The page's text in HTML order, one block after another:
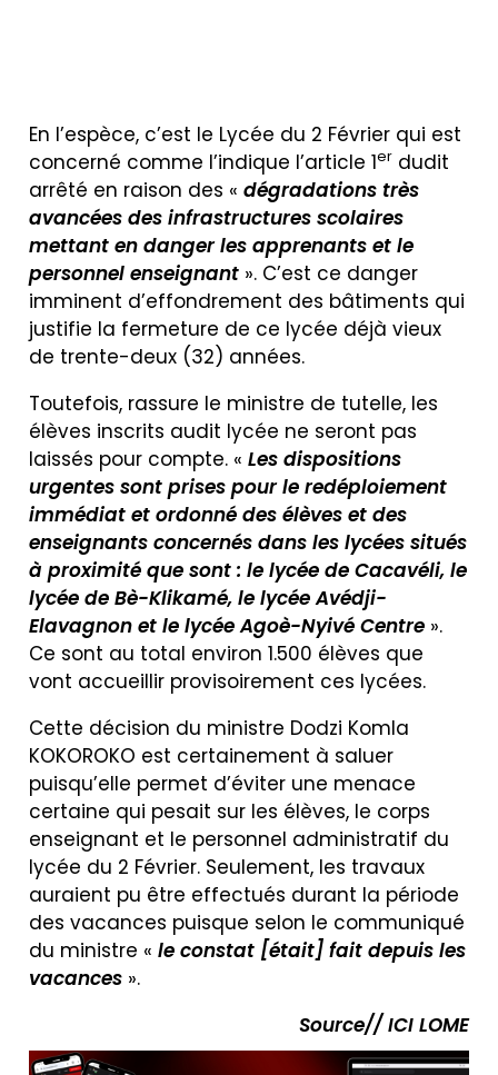
En l’espèce, c’est le Lycée du 2 Février qui est
concerné comme l’indique l’article 1er dudit
arrêté en raison des « dégradations très
avancées des infrastructures scolaires
mettant en danger les apprenants et le
personnel enseignant ». C’est ce danger
imminent d’effondrement des bâtiments qui
justifie la fermeture de ce lycée déjà vieux
de trente-deux (32) années.
Toutefois, rassure le ministre de tutelle, les
élèves inscrits audit lycée ne seront pas
laissés pour compte. « Les dispositions
urgentes sont prises pour le redéploiement
immédiat et ordonné des élèves et des
enseignants concernés dans les lycées situés
à proximité que sont : le lycée de Cacavéli, le
lycée de Bè-Klikamé, le lycée Avédji-
Elavagnon et le lycée Agoè-Nyivé Centre ».
Ce sont au total environ 1.500 élèves que
vont accueillir provisoirement ces lycées.
Cette décision du ministre Dodzi Komla
KOKOROKO est certainement à saluer
puisqu’elle permet d’éviter une menace
certaine qui pesait sur les élèves, le corps
enseignant et le personnel administratif du
lycée du 2 Février. Seulement, les travaux
auraient pu être effectués durant la période
des vacances puisque selon le communiqué
du ministre « le constat [était] fait depuis les
vacances ».
Source// ICI LOME